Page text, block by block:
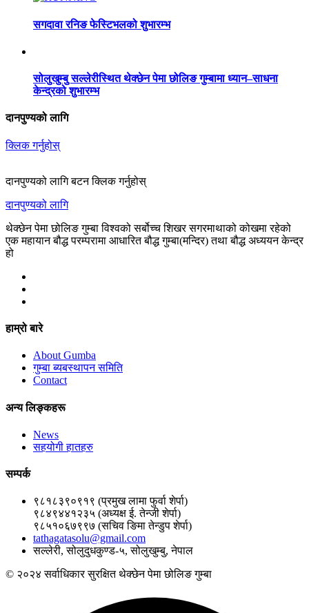
सगदावा रनिङ फेस्टिभलको शुभारम्भ
सोलुखुम्बु सल्लेरीस्थित थेक्छेन पेमा छोलिङ गुम्बामा ध्यान–साधना
केन्द्रको शुभारम्भ
दानपुण्यको लागि
क्लिक गर्नुहोस्
दानपुण्यको लागि बटन क्लिक गर्नुहोस्
दानपुण्यको लागि
थेक्छेन पेमा छोलिङ गुम्बा विश्वको सर्बोच्च शिखर सगरमाथाको कोखमा रहेको
एक महायान बौद्ध परम्परामा आधारित बौद्ध गुम्बा(मन्दिर) तथा बौद्ध अध्ययन केन्द्र
हो
हाम्रो बारे
About Gumba
गुम्बा ब्यबस्थापन समिति
Contact
अन्य लिङ्कहरू
News
सहयोगी हातहरु
सम्पर्क
९८१८३९०९१९ (प्रमुख लामा फुर्वा शेर्पा)
९८४९४४१२३५ (अध्यक्ष ई. तेन्जी शेर्पा)
९८५१०६७९९७ (सचिव ङिमा तेन्डुप शेर्पा)
tathagatasolu@gmail.com
सल्लेरी, सोलुदुधकुण्ड-५, सोलुखुम्बु, नेपाल
© २०२४ सर्वाधिकार सुरक्षित थेक्छेन पेमा छोलिङ गुम्बा